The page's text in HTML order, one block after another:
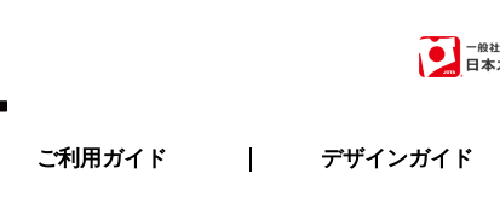
ご利用ガイド デザインガイド